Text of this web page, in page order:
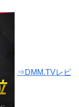
⇒DMM.TVレビ